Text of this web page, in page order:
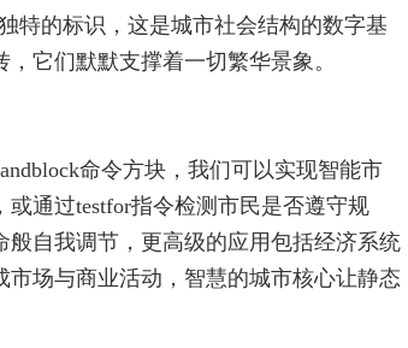
特的标识，这是城市社会结构的数字基
它们默默支撑着一切繁华景象。
命令方块，我们可以实现智能市
通过testfor指令检测市民是否遵守规
自我调节，更高级的应用包括经济系统
场与商业活动，智慧的城市核心让静态